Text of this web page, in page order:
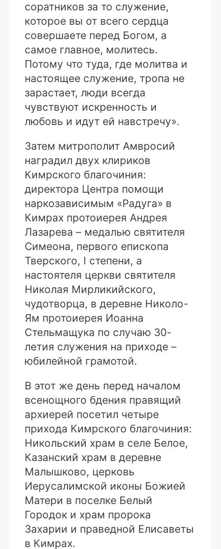
соратников за то служение,
которое вы от всего сердца
совершаете перед Богом, а
самое главное, молитесь.
Потому что туда, где молитва и
настоящее служение, тропа не
зарастает, люди всегда
чувствуют искренность и
любовь и идут ей навстречу».
Затем митрополит Амвросий
наградил двух клириков
Кимрского благочиния:
директора Центра помощи
наркозависимым «Радуга» в
Кимрах протоиерея Андрея
Лазарева – медалью святителя
Симеона, первого епископа
Тверского, I степени, а
настоятеля церкви святителя
Николая Мирликийского,
чудотворца, в деревне Николо-
Ям протоиерея Иоанна
Стельмащука по случаю 30-
летия служения на приходе –
юбилейной грамотой.
В этот же день перед началом
всенощного бдения правящий
архиерей посетил четыре
прихода Кимрского благочиния:
Никольский храм в селе Белое,
Казанский храм в деревне
Малышково, церковь
Иерусалимской иконы Божией
Матери в поселке Белый
Городок и храм пророка
Захарии и праведной Елисаветы
в Кимрах.